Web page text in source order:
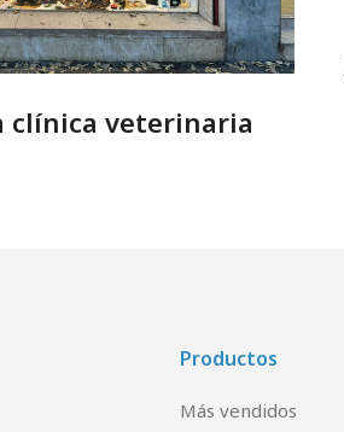
clínica veterinaria
Productos
Más vendidos